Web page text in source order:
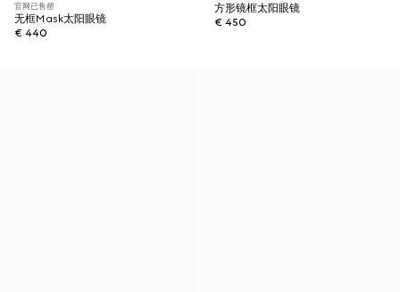
官网已售罄
无框Mask太阳眼镜
€ 440
方形镜框太阳眼镜
€ 450